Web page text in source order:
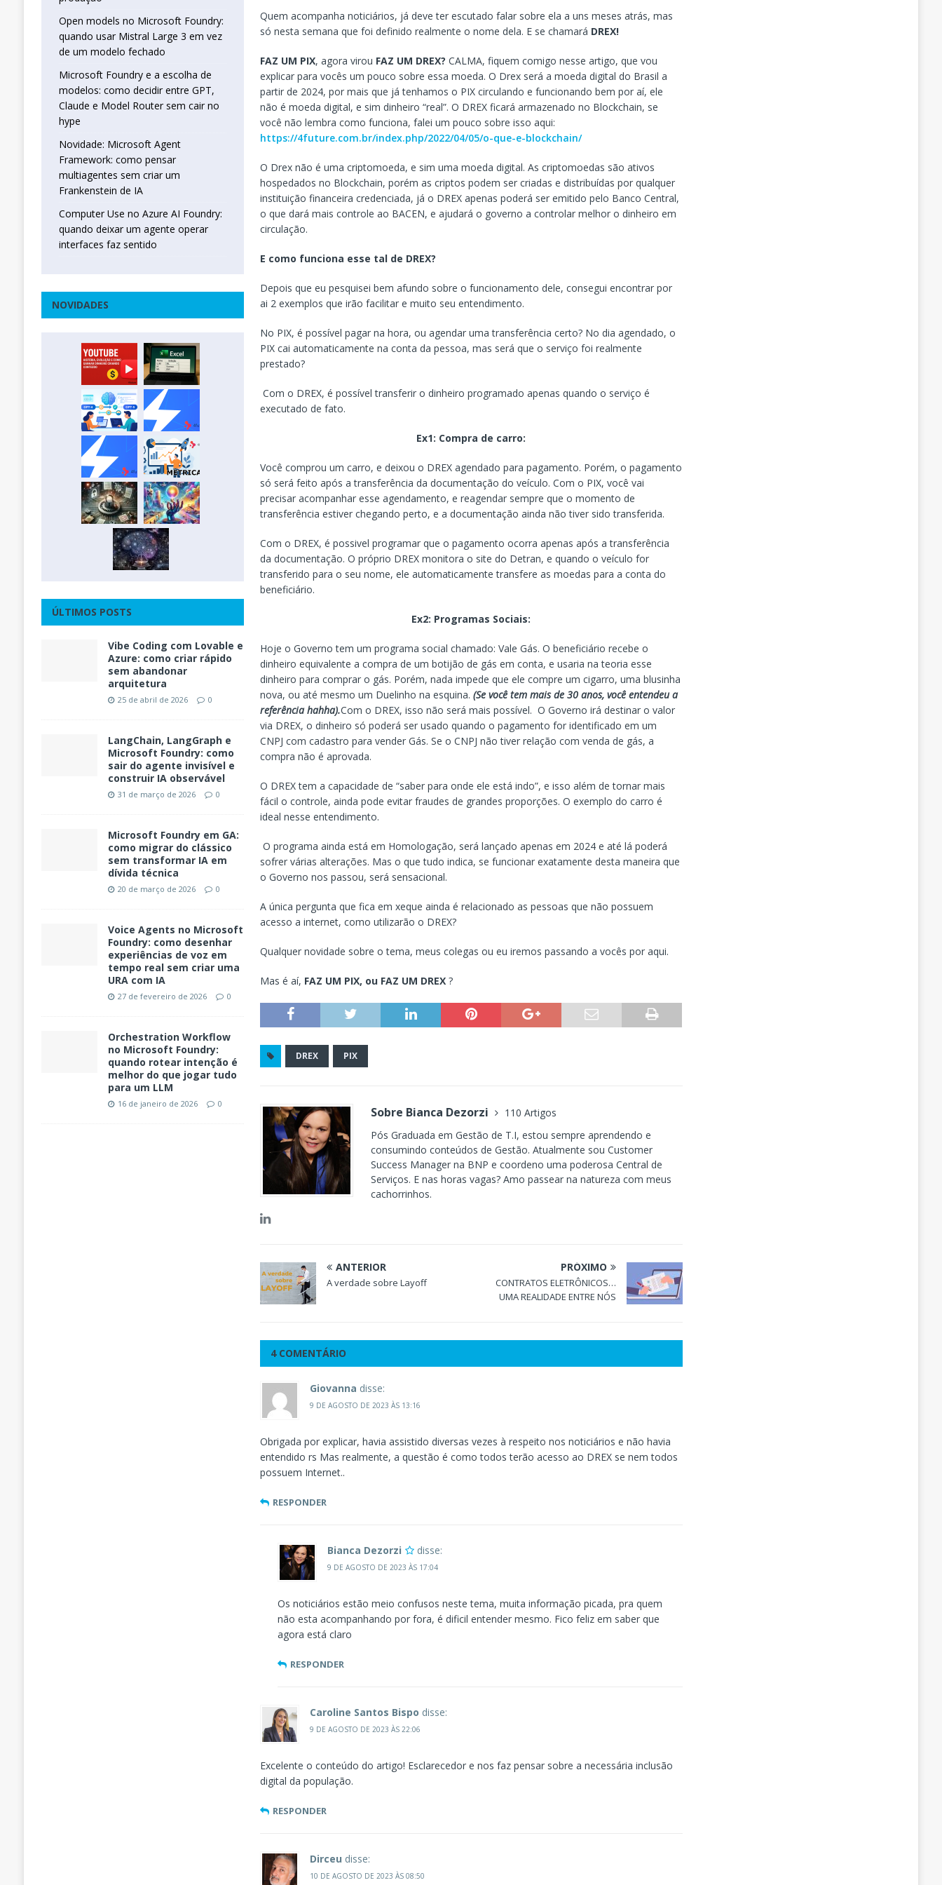
Quem acompanha noticiários, já deve ter escutado falar sobre ela a uns meses atrás, mas
só nesta semana que foi definido realmente o nome dela. E se chamará DREX!
FAZ UM PIX, agora virou FAZ UM DREX? CALMA, fiquem comigo nesse artigo, que vou
explicar para vocês um pouco sobre essa moeda. O Drex será a moeda digital do Brasil a
partir de 2024, por mais que já tenhamos o PIX circulando e funcionando bem por aí, ele
não é moeda digital, e sim dinheiro “real”. O DREX ficará armazenado no Blockchain, se
você não lembra como funciona, falei um pouco sobre isso aqui:
https://4future.com.br/index.php/2022/04/05/o-que-e-blockchain/
O Drex não é uma criptomoeda, e sim uma moeda digital. As criptomoedas são ativos
hospedados no Blockchain, porém as criptos podem ser criadas e distribuídas por qualquer
instituição financeira credenciada, já o DREX apenas poderá ser emitido pelo Banco Central,
o que dará mais controle ao BACEN, e ajudará o governo a controlar melhor o dinheiro em
circulação.
E como funciona esse tal de DREX?
Depois que eu pesquisei bem afundo sobre o funcionamento dele, consegui encontrar por
ai 2 exemplos que irão facilitar e muito seu entendimento.
No PIX, é possível pagar na hora, ou agendar uma transferência certo? No dia agendado, o
PIX cai automaticamente na conta da pessoa, mas será que o serviço foi realmente
prestado?
Com o DREX, é possível transferir o dinheiro programado apenas quando o serviço é
executado de fato.
Ex1: Compra de carro:
Você comprou um carro, e deixou o DREX agendado para pagamento. Porém, o pagamento
só será feito após a transferência da documentação do veículo. Com o PIX, você vai
precisar acompanhar esse agendamento, e reagendar sempre que o momento de
transferência estiver chegando perto, e a documentação ainda não tiver sido transferida.
Com o DREX, é possivel programar que o pagamento ocorra apenas após a transferência
da documentação. O próprio DREX monitora o site do Detran, e quando o veículo for
transferido para o seu nome, ele automaticamente transfere as moedas para a conta do
beneficiário.
Ex2: Programas Sociais:
Hoje o Governo tem um programa social chamado: Vale Gás. O beneficiário recebe o
dinheiro equivalente a compra de um botijão de gás em conta, e usaria na teoria esse
dinheiro para comprar o gás. Porém, nada impede que ele compre um cigarro, uma blusinha
nova, ou até mesmo um Duelinho na esquina.(Se você tem mais de 30 anos, você entendeu a
referência hahha).Com o DREX, isso não será mais possível. O Governo irá destinar o valor
via DREX, o dinheiro só poderá ser usado quando o pagamento for identificado em um
CNPJ com cadastro para vender Gás. Se o CNPJ não tiver relação com venda de gás, a
compra não é aprovada.
O DREX tem a capacidade de “saber para onde ele está indo”, e isso além de tornar mais
fácil o controle, ainda pode evitar fraudes de grandes proporções. O exemplo do carro é
ideal nesse entendimento.
O programa ainda está em Homologação, será lançado apenas em 2024 e até lá poderá
sofrer várias alterações. Mas o que tudo indica, se funcionar exatamente desta maneira que
o Governo nos passou, será sensacional.
A única pergunta que fica em xeque ainda é relacionado as pessoas que não possuem
acesso a internet, como utilizarão o DREX?
Qualquer novidade sobre o tema, meus colegas ou eu iremos passando a vocês por aqui.
Mas é aí, FAZ UM PIX, ou FAZ UM DREX ?
DREX PIX
Sobre Bianca Dezorzi
110 Artigos
Pós Graduada em Gestão de T.I, estou sempre aprendendo e
consumindo conteúdos de Gestão. Atualmente sou Customer
Success Manager na BNP e coordeno uma poderosa Central de
Serviços. E nas horas vagas? Amo passear na natureza com meus
cachorrinhos.
ANTERIOR
A verdade sobre Layoff
PRÓXIMO
CONTRATOS ELETRÔNICOS…
UMA REALIDADE ENTRE NÓS
4 COMENTÁRIO
Giovanna disse:
9 DE AGOSTO DE 2023 ÀS 13:16
Obrigada por explicar, havia assistido diversas vezes à respeito nos noticiários e não havia
entendido rs Mas realmente, a questão é como todos terão acesso ao DREX se nem todos
possuem Internet..
RESPONDER
Bianca Dezorzi disse:
9 DE AGOSTO DE 2023 ÀS 17:04
Os noticiários estão meio confusos neste tema, muita informação picada, pra quem
não esta acompanhando por fora, é dificil entender mesmo. Fico feliz em saber que
agora está claro
RESPONDER
Caroline Santos Bispo disse:
9 DE AGOSTO DE 2023 ÀS 22:06
Excelente o conteúdo do artigo! Esclarecedor e nos faz pensar sobre a necessária inclusão
digital da população.
RESPONDER
Dirceu disse:
10 DE AGOSTO DE 2023 ÀS 08:50
Open models no Microsoft Foundry:
quando usar Mistral Large 3 em vez
de um modelo fechado
Microsoft Foundry e a escolha de
modelos: como decidir entre GPT,
Claude e Model Router sem cair no
hype
Novidade: Microsoft Agent
Framework: como pensar
multiagentes sem criar um
Frankenstein de IA
Computer Use no Azure AI Foundry:
quando deixar um agente operar
interfaces faz sentido
NOVIDADES
ÚLTIMOS POSTS
Vibe Coding com Lovable e
Azure: como criar rápido
sem abandonar
arquitetura
25 de abril de 2026 0
LangChain, LangGraph e
Microsoft Foundry: como
sair do agente invisível e
construir IA observável
31 de março de 2026 0
Microsoft Foundry em GA:
como migrar do clássico
sem transformar IA em
dívida técnica
20 de março de 2026 0
Voice Agents no Microsoft
Foundry: como desenhar
experiências de voz em
tempo real sem criar uma
URA com IA
27 de fevereiro de 2026 0
Orchestration Workflow
no Microsoft Foundry:
quando rotear intenção é
melhor do que jogar tudo
para um LLM
16 de janeiro de 2026 0